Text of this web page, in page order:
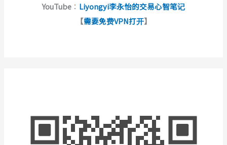
YouTube ： Liyongyi李永怡的交易心智笔记
【需要免费VPN打开】